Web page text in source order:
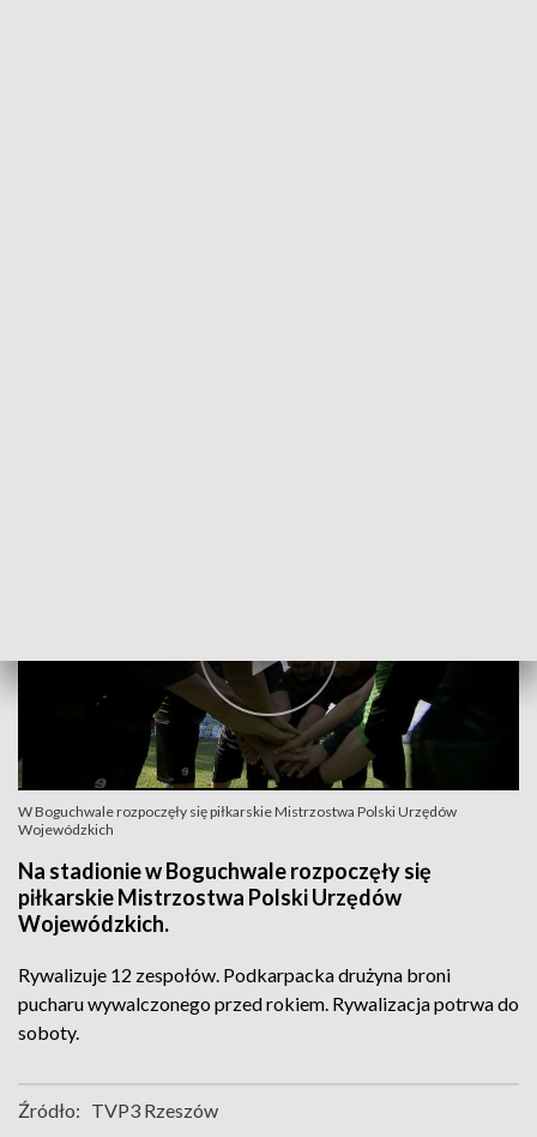
W Boguchwale rozpoczęły się piłkarskie Mistrzostwa Polski Urzędów
Wojewódzkich
Na stadionie w Boguchwale rozpoczęły się
piłkarskie Mistrzostwa Polski Urzędów
Wojewódzkich.
Rywalizuje 12 zespołów. Podkarpacka drużyna broni
pucharu wywalczonego przed rokiem. Rywalizacja potrwa do
soboty.
Źródło: TVP3 Rzeszów